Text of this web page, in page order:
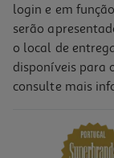
Copo Medidor
login e em
serão
o local de
disponíveis para
consulte mais